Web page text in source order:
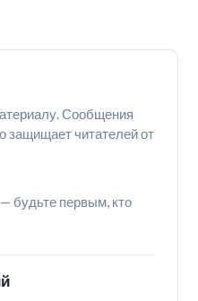
Сообщения
защищает читателей от
будьте первым, кто